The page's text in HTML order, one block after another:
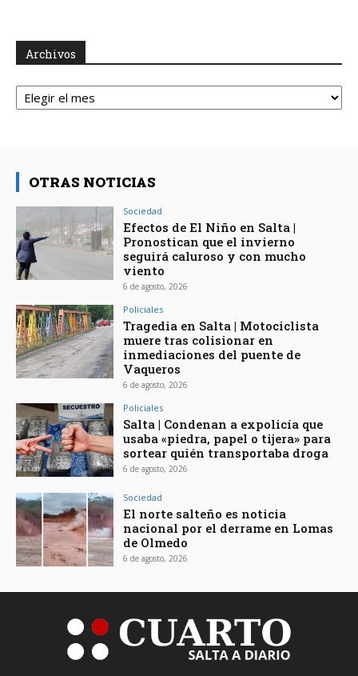
Archivos
Archivos
OTRAS NOTICIAS
Sociedad
Efectos de El Niño en Salta |
Pronostican que el invierno
seguirá caluroso y con mucho
viento
6 de agosto, 2026
Policiales
Tragedia en Salta | Motociclista
muere tras colisionar en
inmediaciones del puente de
Vaqueros
6 de agosto, 2026
Policiales
Salta | Condenan a expolicía que
usaba «piedra, papel o tijera» para
sortear quién transportaba droga
6 de agosto, 2026
Sociedad
El norte salteño es noticia
nacional por el derrame en Lomas
de Olmedo
6 de agosto, 2026